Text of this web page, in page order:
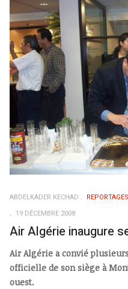
ABDELKADER KECHAD
19 DÉCEMBRE 2008
Air Algérie inaugure
Air Algérie a convié
officielle de son siège à
ouest.